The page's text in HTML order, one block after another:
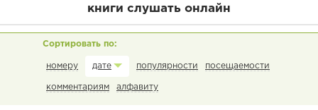
книги слушать онлайн
номеру дате популярности посещаемости
комментариям алфавиту